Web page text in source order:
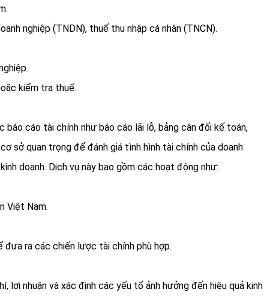
nghiệp (TNDN), thuế thu nhập cá nhân (TNCN).
kiểm tra thuế.
báo cáo tài chính như báo cáo lãi lỗ, bảng cân đối kế toán,
sở quan trọng để đánh giá tình hình tài chính của doanh
doanh. Dịch vụ này bao gồm các hoạt động như:
Việt Nam.
ra các chiến lược tài chính phù hợp.
lợi nhuận và xác định các yếu tố ảnh hưởng đến hiệu quả kinh